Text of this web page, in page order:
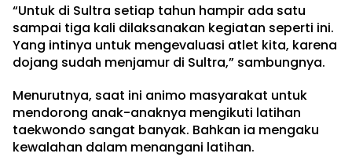
“Untuk di Sultra setiap tahun hampir ada satu
sampai tiga kali dilaksanakan kegiatan seperti ini.
Yang intinya untuk mengevaluasi atlet kita, karena
dojang sudah menjamur di Sultra,” sambungnya.
Menurutnya, saat ini animo masyarakat untuk
mendorong anak-anaknya mengikuti latihan
taekwondo sangat banyak. Bahkan ia mengaku
kewalahan dalam menangani latihan.